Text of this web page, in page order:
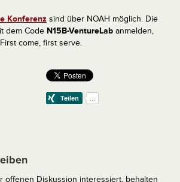
Konferenz sind über NOAH möglich. Die
dem Code N15B-VentureLab anmelden,
come, first serve.
offenen Diskussion interessiert, behalten